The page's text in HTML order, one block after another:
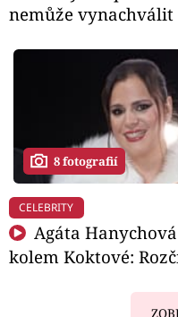
nemůže vynachválit
8 fotografií
CELEBRITY
Agáta
kolem Koktové: